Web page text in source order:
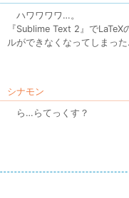
ハワワワワ…。
『Sublime Text 2』でLaTeX
ルができなくなってしまった
シナモン
ら…らてっくす？